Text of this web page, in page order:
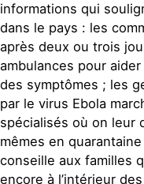
informations qui
dans le pays : les
après deux ou trois
ambulances pour
des symptômes ; les
par le virus Ebola
spécialisés où on leur
mêmes en
conseille aux familles
encore à l’intérieur